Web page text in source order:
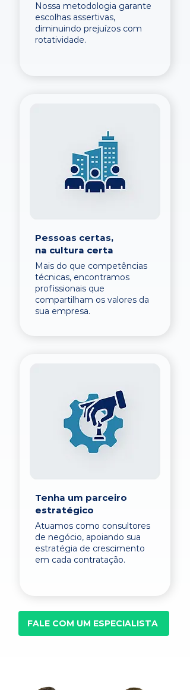
Nossa metodologia garante
escolhas assertivas,
diminuindo prejuízos com
rotatividade.
Pessoas certas,
na cultura certa
Mais do que competências
técnicas, encontramos
profissionais que
compartilham os valores da
sua empresa.
Tenha um parceiro
estratégico
Atuamos como consultores
de negócio, apoiando sua
estratégia de crescimento
em cada contratação.
FALE COM UM ESPECIALISTA